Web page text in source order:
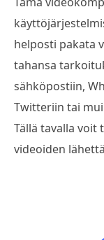
helposti pakata
tahansa
sähköpostiin,
Twitteriin tai
Tällä tavalla voit
videoiden